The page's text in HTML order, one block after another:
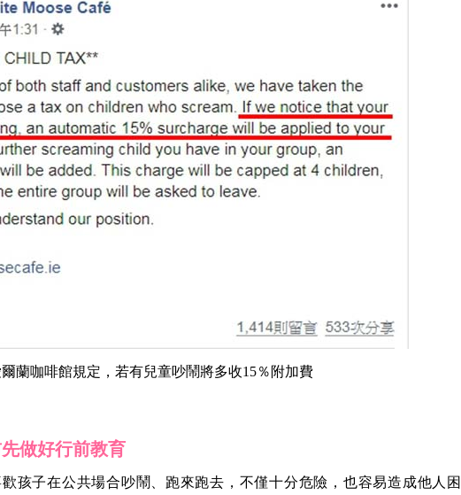
蘭咖啡館規定，若有兒童吵鬧將多收15％附加費
做好行前教育
孩子在公共場合吵鬧、跑來跑去，不僅十分危險，也容易造成他人困